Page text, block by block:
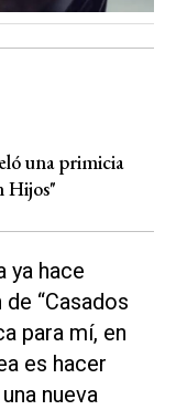
una primicia
Hijos"
ya hace
“Casados
para mí, en
es hacer
nueva